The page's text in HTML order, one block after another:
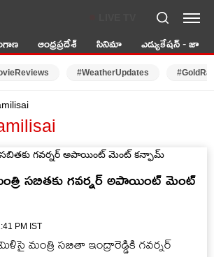
ఆంధ్రప్రదేశ్ సినిమా ఎడ్యుకేషన్ - జాబ్స్
#WeatherUpdates
సబితకు గవర్నర్ అపాయింట్ మెంట్
PM IST
మంత్రి సబితా ఇంద్రారెడ్డికి గవర్నర్